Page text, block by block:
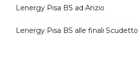
Lenergy Pisa BS ad Anzio
Lenergy Pisa BS alle finali Scudetto